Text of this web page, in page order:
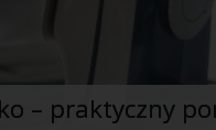
– praktyczny